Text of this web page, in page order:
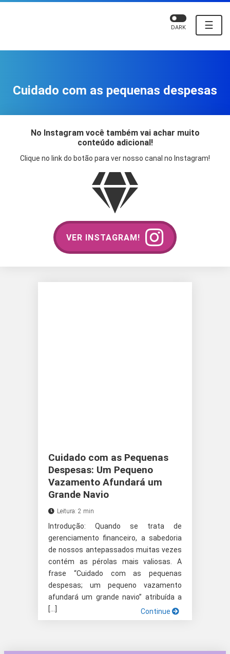
☰
DARK
Cuidado com as pequenas despesas
No Instagram você também vai achar muito
conteúdo adicional!
Clique no link do botão para ver nosso canal no Instagram!
VER INSTAGRAM!
Cuidado com as Pequenas
Despesas: Um Pequeno
Vazamento Afundará um
Grande Navio
Leitura: 2 min
Introdução: Quando se trata de
gerenciamento financeiro, a sabedoria
de nossos antepassados muitas vezes
contém as pérolas mais valiosas. A
frase “Cuidado com as pequenas
despesas; um pequeno vazamento
afundará um grande navio” atribuída a
[…]
Continue